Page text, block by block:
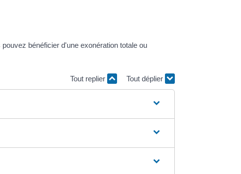
bénéficier d'une exonération totale ou
Tout replier Tout déplier